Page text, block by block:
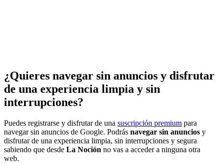
¿Quieres navegar sin anuncios y disfrutar
de una experiencia limpia y sin
interrupciones?
Puedes registrarse y disfrutar de una suscripción premium para
navegar sin anuncios de Google. Podrás navegar sin anuncios y
disfrutar de una experiencia limpia, sin interrupciones y segura
sabiendo que desde La Noción no vas a acceder a ninguna otra
web.